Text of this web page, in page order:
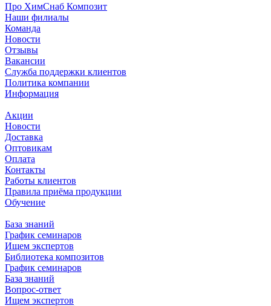
Про ХимСнаб Композит
Наши филиалы
Команда
Новости
Отзывы
Вакансии
Служба поддержки клиентов
Политика компании
Информация
Акции
Новости
Доставка
Оптовикам
Оплата
Контакты
Работы клиентов
Правила приёма продукции
Обучение
База знаний
График семинаров
Ищем экспертов
Библиотека композитов
График семинаров
База знаний
Вопрос-ответ
Ищем экспертов